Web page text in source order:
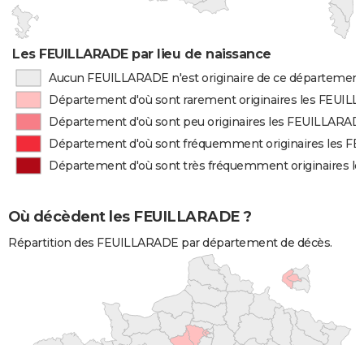
Les FEUILLARADE par lieu de naissance
Aucun FEUILLARADE n'est originaire de ce département
Département d'où sont rarement originaires les
Département d'où sont peu originaires les
Département d'où sont fréquemment originaires les
Département d'où sont très fréquemment originaires
Où décèdent les FEUILLARADE ?
Répartition des FEUILLARADE par département de décès.